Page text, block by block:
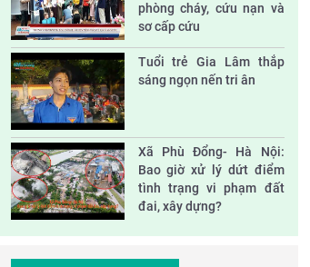
Đại hội Hội nông
kỳ 2023-2028
phòng cháy, cứu nạn và
sơ cấp cứu
Tuổi trẻ Gia Lâm thắp
sáng ngọn nến tri ân
Xã Phù Đổng- Hà Nội:
Bao giờ xử lý dứt điểm
tình trạng vi phạm đất
đai, xây dựng?